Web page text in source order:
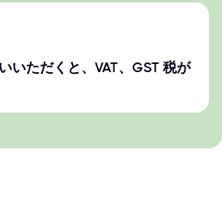
いただくと、VAT、GST 税が